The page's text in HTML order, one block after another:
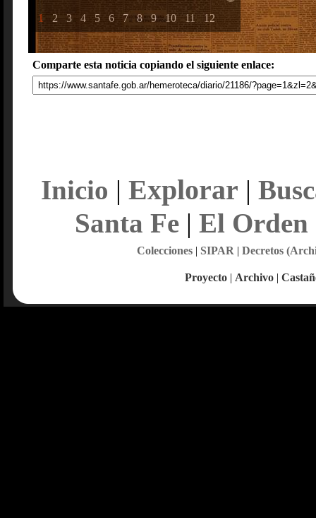
1 2 3 4 5 6 7 8 9 10 11 12
Comparte esta noticia copiando el siguiente enlace:
Inicio | Explorar |
Santa Fe| El Orden
Colecciones| SIPAR | Decretos
Proyecto | Archivo |